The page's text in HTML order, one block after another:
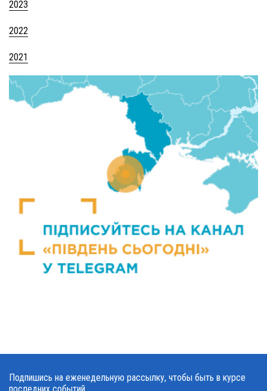
2023
2022
2021
Подпишись на еженедельную рассылку, чтобы быть в курсе
последних событий.